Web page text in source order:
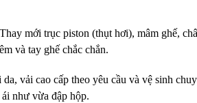
Thay mới trục piston (thụt hơi), mâm ghế,
và tay ghế chắc chắn.
da, vải cao cấp theo yêu cầu và vệ sinh
như vừa đập hộp.